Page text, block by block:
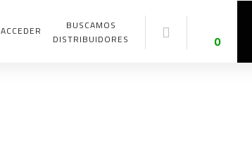
0
ACCEDER
BUSCAMOS
DISTRIBUIDORES